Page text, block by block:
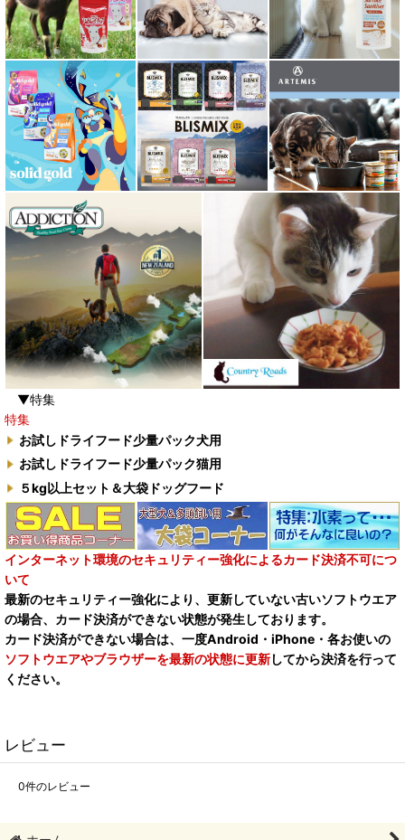
▼特集
特集
お試しドライフード少量パック犬用
お試しドライフード少量パック猫用
５kg以上セット＆大袋ドッグフード
インターネット環境のセキュリティー強化によるカード決済不可につ
いて
最新のセキュリティー強化により、更新していない古いソフトウエア
の場合、カード決済ができない状態が発生しております。
カード決済ができない場合は、一度Android・iPhone・各お使いの
ソフトウエアやブラウザーを最新の状態に更新してから決済を行って
ください。
レビュー
0件のレビュー